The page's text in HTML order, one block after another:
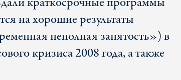
на хорошие результаты
неполная занятость») в
кризиса 2008 года, а также